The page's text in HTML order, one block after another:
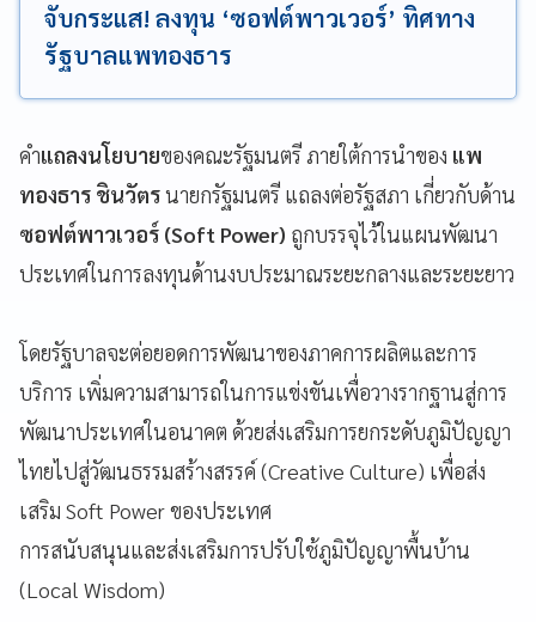
จับกระแส! ลงทุน ‘ซอฟต์พาวเวอร์’ ทิศทาง
รัฐบาลแพทองธาร
คำแถลงนโยบายของคณะรัฐมนตรี ภายใต้การนำของ แพ
ทองธาร ชินวัตรนายกรัฐมนตรี แถลงต่อรัฐสภา เกี่ยวกับด้าน
ซอฟต์พาวเวอร์ (Soft Power) ถูกบรรจุไว้ในแผนพัฒนา
ประเทศในการลงทุนด้านงบประมาณระยะกลางและระยะยาว
โดยรัฐบาลจะต่อยอดการพัฒนาของภาคการผลิตและการ
บริการ เพิ่มความสามารถในการแข่งขันเพื่อวางรากฐานสู่การ
พัฒนาประเทศในอนาคต ด้วยส่งเสริมการยกระดับภูมิปัญญา
ไทยไปสู่วัฒนธรรมสร้างสรรค์ (Creative Culture) เพื่อส่ง
เสริม Soft Power ของประเทศ
การสนับสนุนและส่งเสริมการปรับใช้ภูมิปัญญาพื้นบ้าน
(Local Wisdom)